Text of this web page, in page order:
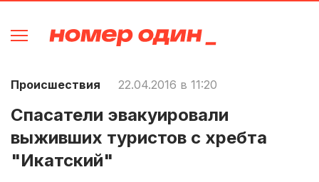
Происшествия 22.04.2016 в 11:20
Спасатели эвакуировали
выживших туристов с хребта
"Икатский"